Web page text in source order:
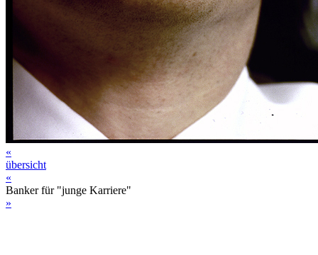
«
übersicht
«
Banker für "junge Karriere"
»